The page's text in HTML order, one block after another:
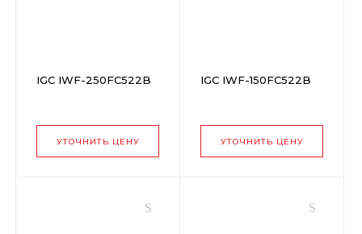
IGC IWF-250FC522B
УТОЧНИТЬ ЦЕНУ
IGC IWF-150FC522B
УТОЧНИТЬ ЦЕНУ